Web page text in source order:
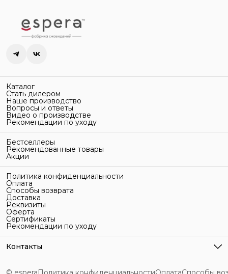
Каталог
Стать дилером
Наше производство
Вопросы и ответы
Видео о производстве
Рекомендации по уходу
Бестселлеры
Рекомендованные товары
Акции
Политика конфиденциальности
Оплата
Способы возврата
Доставка
Реквизиты
Оферта
Сертификаты
Рекомендации по уходу
Контакты